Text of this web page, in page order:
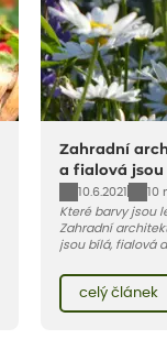
Zahradní
a fialová jsou
10.6.2021
10
Které barvy jsou
Zahradní
jsou bílá, fialová
záhon, terasu či
obléknout i vy.
celý článek